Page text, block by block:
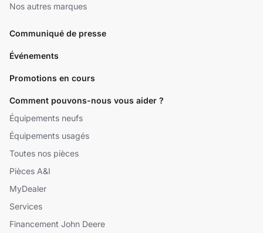
Nos autres marques
Communiqué de presse
Événements
Promotions en cours
Comment pouvons-nous vous aider ?
Équipements neufs
Équipements usagés
Toutes nos pièces
Pièces A&I
MyDealer
Services
Financement John Deere